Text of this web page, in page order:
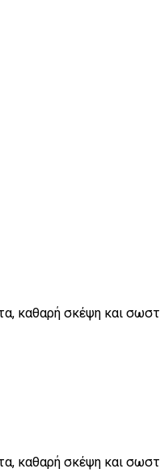
καθαρή σκέψη και
καθαρή σκέψη και